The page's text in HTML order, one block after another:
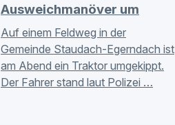
Ausweichmanöver um
Auf einem Feldweg in der
Gemeinde Staudach-Egerndach ist
am Abend ein Traktor umgekippt.
Der Fahrer stand laut Polizei …